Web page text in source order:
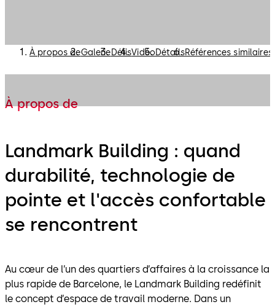
À propos deGalerieDéfisVidéoDétailsRéférences similaires
À propos de
Landmark Building : quand
durabilité, technologie de
pointe et l'accès confortable
se rencontrent
Au cœur de l’un des quartiers d’affaires à la croissance la
plus rapide de Barcelone, le Landmark Building redéfinit
le concept d’espace de travail moderne. Dans un